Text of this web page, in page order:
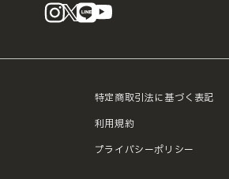
instagram
X LINE
特定商取引法に基づく表記
利用規約
プライバシーポリシー